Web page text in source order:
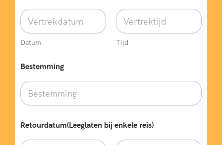
Datum Tijd
Bestemming
Retourdatum(Leeglaten bij enkele reis)